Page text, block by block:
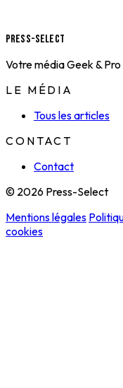
Press-Select
Votre média Geek & Pro
LE MÉDIA
Tous les articles
CONTACT
Contact
© 2026 Press-Select
Mentions légales
cookies